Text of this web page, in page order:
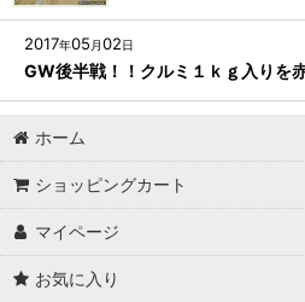
2017年05 月02日
GW後半戦！！クルミ１ｋｇ入りを
ホーム
ショッピングカート
マイページ
お気に入り